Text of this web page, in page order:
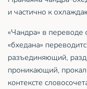
и частично к
«Чандра» в переводе
«бхедана»
разъединяющий,
проникающий,
контексте